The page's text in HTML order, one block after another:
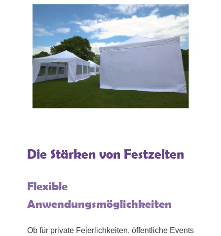
Die Stärken von Festzelten
Flexible
Anwendungsmöglichkeiten
Ob für private Feierlichkeiten, öffentliche Events